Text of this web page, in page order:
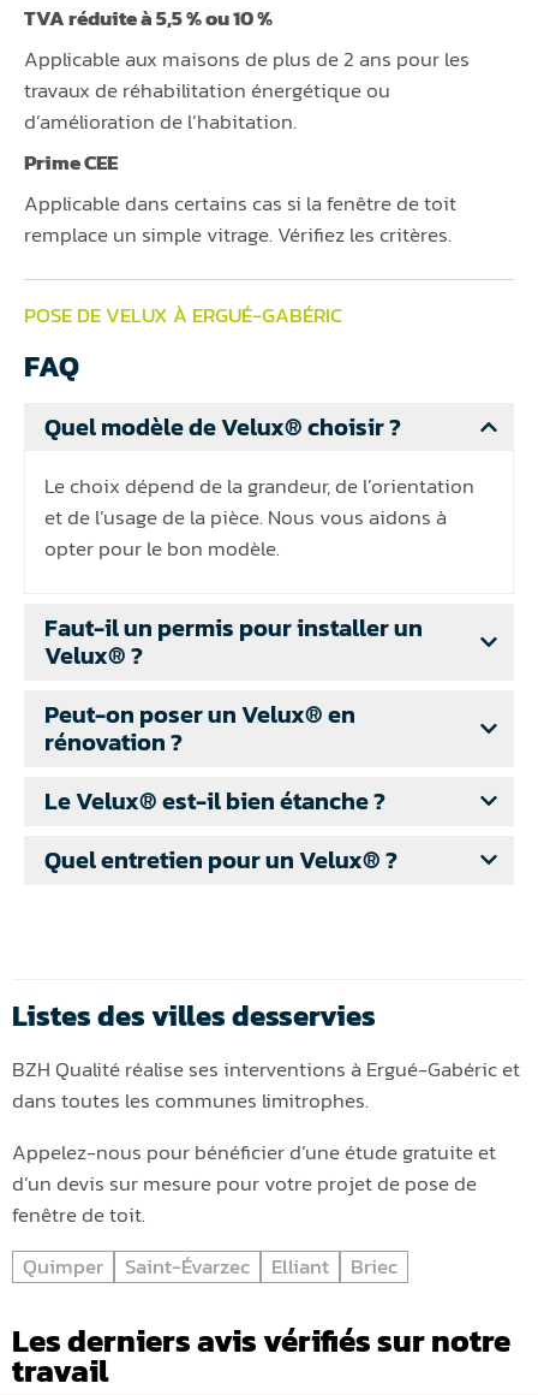
TVA réduite à 5,5 % ou 10 %
Applicable aux maisons de plus de 2 ans pour les
travaux de réhabilitation énergétique ou
d’amélioration de l’habitation.
Prime CEE
Applicable dans certains cas si la fenêtre de toit
remplace un simple vitrage. Vérifiez les critères.
POSE DE VELUX À ERGUÉ-GABÉRIC
FAQ
Quel modèle de Velux® choisir ?
Le choix dépend de la grandeur, de l’orientation
et de l’usage de la pièce. Nous vous aidons à
opter pour le bon modèle.
Faut-il un permis pour installer un
Velux® ?
Peut-on poser un Velux® en
rénovation ?
Le Velux® est-il bien étanche ?
Quel entretien pour un Velux® ?
Listes des villes desservies
BZH Qualité réalise ses interventions à Ergué-Gabéric et
dans toutes les communes limitrophes.
Appelez-nous pour bénéficier d’une étude gratuite et
d’un devis sur mesure pour votre projet de pose de
fenêtre de toit.
Quimper
Saint-Évarzec Elliant Briec
Les derniers avis vérifiés sur notre
travail